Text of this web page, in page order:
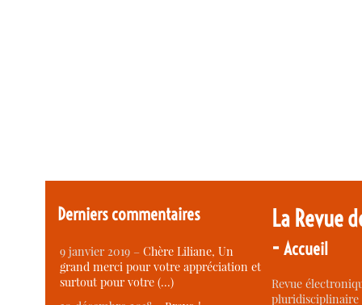
Derniers commentaires
9 janvier 2019 –Chère Liliane, Un
grand merci pour votre appréciation et
surtout pour votre (…)
La Revue
-Accueil
Revue